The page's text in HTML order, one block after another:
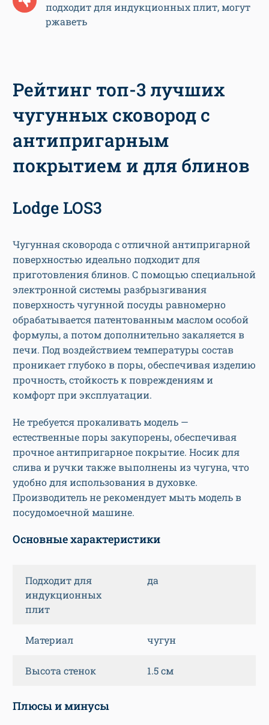
подходит для индукционных плит, могут
ржаветь
Рейтинг топ-3 лучших
чугунных сковород с
антипригарным
покрытием и для блинов
Lodge LOS3
Чугунная сковорода с отличной антипригарной
поверхностью идеально подходит для
приготовления блинов. С помощью специальной
электронной системы разбрызгивания
поверхность чугунной посуды равномерно
обрабатывается патентованным маслом особой
формулы, а потом дополнительно закаляется в
печи. Под воздействием температуры состав
проникает глубоко в поры, обеспечивая изделию
прочность, стойкость к повреждениям и
комфорт при эксплуатации.
Не требуется прокаливать модель —
естественные поры закупорены, обеспечивая
прочное антипригарное покрытие. Носик для
слива и ручки также выполнены из чугуна, что
удобно для использования в духовке.
Производитель не рекомендует мыть модель в
посудомоечной машине.
Основные характеристики
Подходит для
индукционных
плит
да
Материал чугун
Высота стенок 1.5 см
Плюсы и минусы